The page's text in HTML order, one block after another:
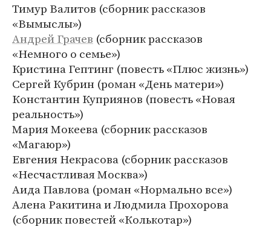
Тимур Валитов (сборник рассказов
«Вымыслы»)
Андрей Грачев (сборник рассказов
«Немного о семье»)
Кристина Гептинг (повесть «Плюс жизнь»)
Сергей Кубрин (роман «День матери»)
Константин Куприянов (повесть «Новая
реальность»)
Мария Мокеева (сборник рассказов
«Магаюр»)
Евгения Некрасова (сборник рассказов
«Несчастливая Москва»)
Аида Павлова (роман «Нормально все»)
Алена Ракитина и Людмила Прохорова
(сборник повестей «Колькотар»)